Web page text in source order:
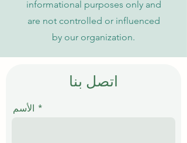
informational purposes only and
are not controlled or influenced
by our organization.
اتصل بنا
الأسم